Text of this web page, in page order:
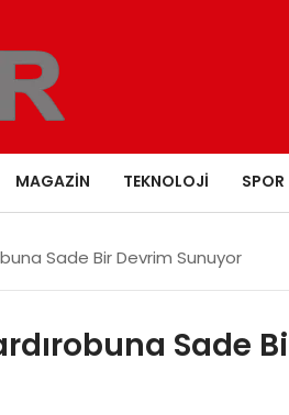
MAGAZIN TEKNOLOJI SPOR
Sade Bir Devrim Sunuyor
Sade